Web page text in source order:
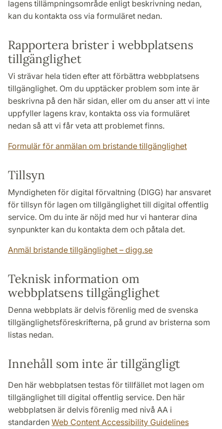
lagens tillämpningsområde enligt beskrivning nedan,
kan du kontakta oss via formuläret nedan.
Rapportera brister i webbplatsens
tillgänglighet
Vi strävar hela tiden efter att förbättra webbplatsens
tillgänglighet. Om du upptäcker problem som inte är
beskrivna på den här sidan, eller om du anser att vi inte
uppfyller lagens krav, kontakta oss via formuläret
nedan så att vi får veta att problemet finns.
Formulär för anmälan om bristande tillgänglighet
Tillsyn
Myndigheten för digital förvaltning (DIGG) har ansvaret
för tillsyn för lagen om tillgänglighet till digital offentlig
service. Om du inte är nöjd med hur vi hanterar dina
synpunkter kan du kontakta dem och påtala det.
Anmäl bristande tillgänglighet – digg.se
Teknisk information om
webbplatsens tillgänglighet
Denna webbplats är delvis förenlig med de svenska
tillgänglighetsföreskrifterna, på grund av bristerna som
listas nedan.
Innehåll som inte är tillgängligt
Den här webbplatsen testas för tillfället mot lagen om
tillgänglighet till digital offentlig service. Den här
webbplatsen är delvis förenlig med nivå AA i
standarden Web Content Accessibility Guidelines